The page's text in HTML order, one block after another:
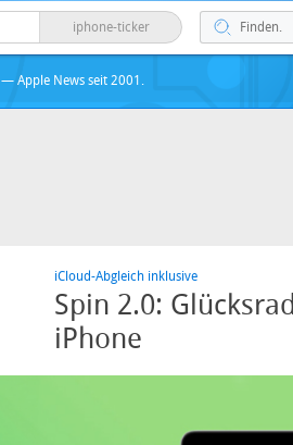
iphone-ticker
— Apple News seit 2001.
iCloud-Abgleich inklusive
Spin 2.0:
iPhone